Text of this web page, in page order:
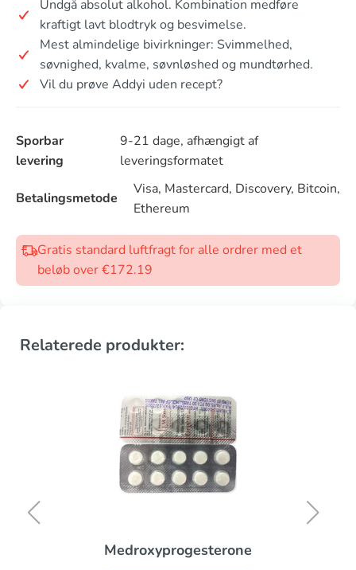
Undgå absolut alkohol. Kombination medføre
kraftigt lavt blodtryk og besvimelse.
Mest almindelige bivirkninger: Svimmelhed,
søvnighed, kvalme, søvnløshed og mundtørhed.
Vil du prøve Addyi uden recept?
Sporbar
levering
9-21 dage, afhængigt af
leveringsformatet
Betalingsmetode
Visa, Mastercard, Discovery, Bitcoin,
Ethereum
Gratis standard luftfragt for alle ordrer med et
beløb over €172.19
Relaterede produkter:
Medroxyprogesterone